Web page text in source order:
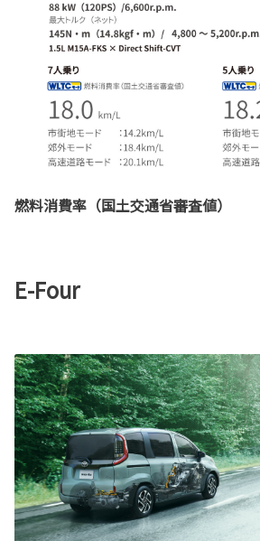
燃料消費率（国土交通省審査値）
E-Four